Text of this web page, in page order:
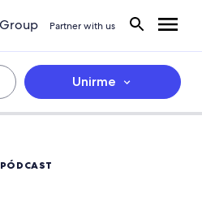
Partner with us
Unirme
PÓDCAST